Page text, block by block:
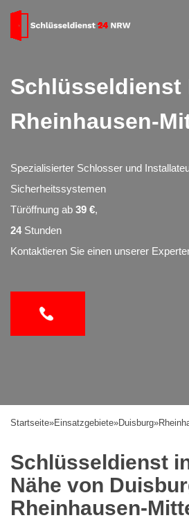
Schlüsseldienst
Rheinhausen-
Spezialisierter Schlosser und
Sicherheitssystemen
Türöffnung ab 39 €,
24Stunden
Kontaktieren Sie einen unserer
Startseite»Einsatzgebiete»Duisburg»
Schlüsseldienst
Nähe von
Rheinhausen-